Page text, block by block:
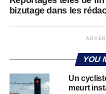
bizutage dans les
YOU
Un
meurt